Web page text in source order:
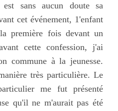
sans aucun doute sa
cet événement, 1'enfant
première fois devant un
cette confession, j'ai
commune à la jeunesse.
très particulière. Le
me fut présenté
qu'il ne m'aurait pas été